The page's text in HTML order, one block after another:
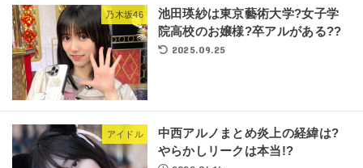
乃木坂46
池田瑛紗は東京藝術大学?女子学
院高校のお嬢様?卒アルがある??
2025.09.25
アイドル
中西アルノまとめ炎上の経緯は?
やらかしリークは本当!?